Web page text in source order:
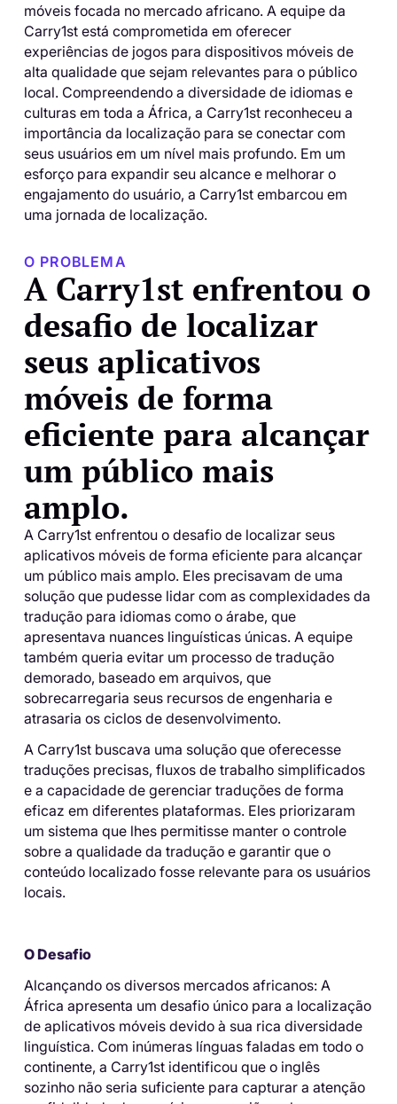
móveis focada no mercado africano. A equipe da
Carry1st está comprometida em oferecer
experiências de jogos para dispositivos móveis de
alta qualidade que sejam relevantes para o público
local. Compreendendo a diversidade de idiomas e
culturas em toda a África, a Carry1st reconheceu a
importância da localização para se conectar com
seus usuários em um nível mais profundo. Em um
esforço para expandir seu alcance e melhorar o
engajamento do usuário, a Carry1st embarcou em
uma jornada de localização.
O PROBLEMA
A Carry1st enfrentou o
desafio de localizar
seus aplicativos
móveis de forma
eficiente para alcançar
um público mais
amplo.
A Carry1st enfrentou o desafio de localizar seus
aplicativos móveis de forma eficiente para alcançar
um público mais amplo. Eles precisavam de uma
solução que pudesse lidar com as complexidades da
tradução para idiomas como o árabe, que
apresentava nuances linguísticas únicas. A equipe
também queria evitar um processo de tradução
demorado, baseado em arquivos, que
sobrecarregaria seus recursos de engenharia e
atrasaria os ciclos de desenvolvimento.
A Carry1st buscava uma solução que oferecesse
traduções precisas, fluxos de trabalho simplificados
e a capacidade de gerenciar traduções de forma
eficaz em diferentes plataformas. Eles priorizaram
um sistema que lhes permitisse manter o controle
sobre a qualidade da tradução e garantir que o
conteúdo localizado fosse relevante para os usuários
locais.
O Desafio
Alcançando os diversos mercados africanos: A
África apresenta um desafio único para a localização
de aplicativos móveis devido à sua rica diversidade
linguística. Com inúmeras línguas faladas em todo o
continente, a Carry1st identificou que o inglês
sozinho não seria suficiente para capturar a atenção